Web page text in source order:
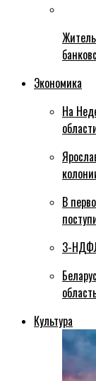
Экономика
На
В
3-
Культура